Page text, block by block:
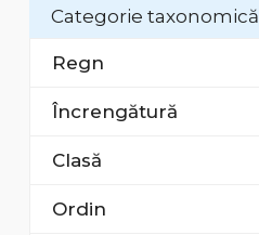
Categorie taxonomică
Regn
Încrengătură
Clasă
Ordin